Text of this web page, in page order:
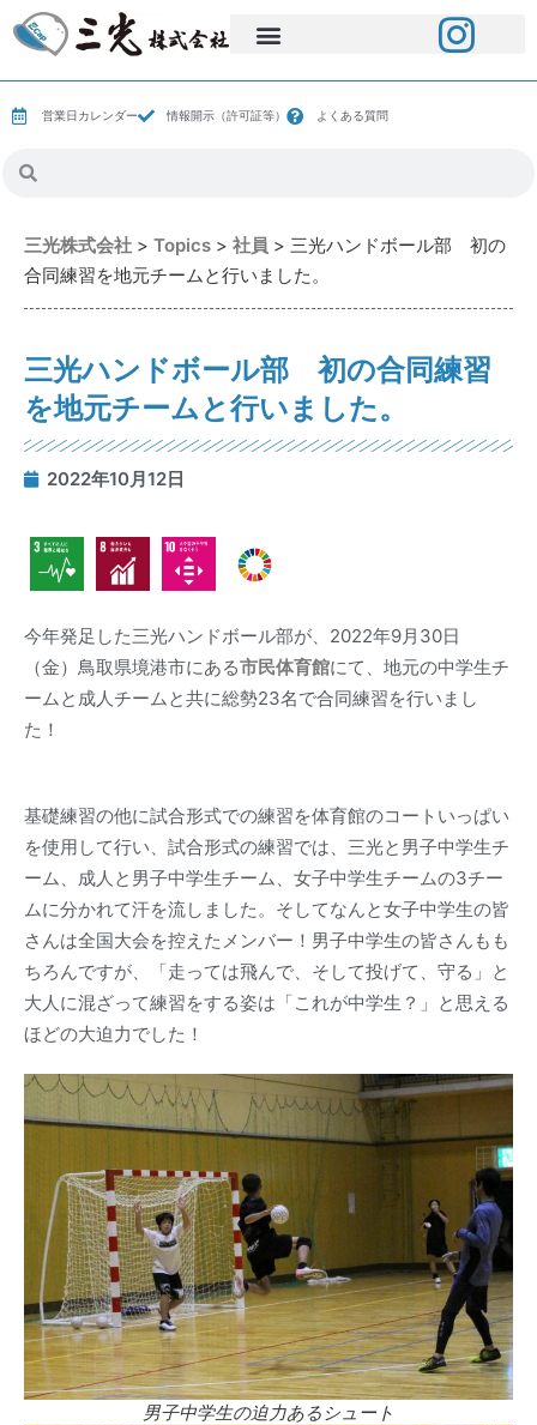
営業日カレンダー 情報開示（許可証等） よくある質問
三光株式会社 > Topics > 社員 > 三光ハンドボール部 初の
合同練習を地元チームと行いました。
三光ハンドボール部 初の合同練習
を地元チームと行いました。
2022年10月12日
今年発足した三光ハンドボール部が、2022年9月30日
（金）鳥取県境港市にある市民体育館にて、地元の中学生チ
ームと成人チームと共に総勢23名で合同練習を行いまし
た！
基礎練習の他に試合形式での練習を体育館のコートいっぱい
を使用して行い、試合形式の練習では、三光と男子中学生チ
ーム、成人と男子中学生チーム、女子中学生チームの3チー
ムに分かれて汗を流しました。そしてなんと女子中学生の皆
さんは全国大会を控えたメンバー！男子中学生の皆さんもも
ちろんですが、「走っては飛んで、そして投げて、守る」と
大人に混ざって練習をする姿は「これが中学生？」と思える
ほどの大迫力でした！
男子中学生の迫力あるシュート